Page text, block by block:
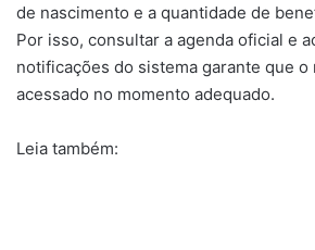
de nascimento e a quantidade de
Por isso, consultar a agenda oficial e
notificações do sistema garante que o
acessado no momento adequado.
Leia também: